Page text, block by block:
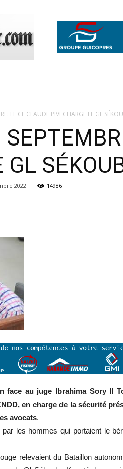
LE CL CLAUDE PIVI CHARGE LE GL
GL
2022 14986
face au juge Ibrahima Sory II
en charge de la sécurité
avocats.
les hommes qui portaient le
relevaient du Bataillon